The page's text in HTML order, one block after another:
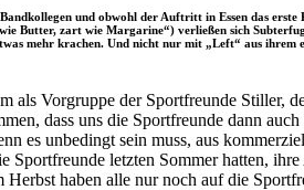
und obwohl der Auftritt in Essen das erste
Butter, zart wie Margarine“) verließen sich
mehr krachen. Und nicht nur mit „Left“ aus
Vorgruppe der Sportfreunde Stiller,
dass uns die Sportfreunde dann
es unbedingt sein muss, aus
letzten Sommer hatten,
haben alle nur noch auf die